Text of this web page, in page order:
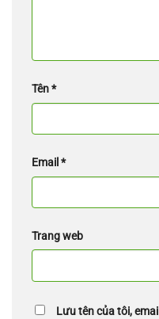
Tên*
Email *
Trang web
Lưu tên của tôi,